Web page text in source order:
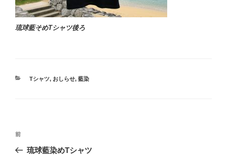
琉球藍そめTシャツ後ろ
カ
Tシャツ, おしらせ, 藍染
投
過
去
前
琉球藍染めTシャツ